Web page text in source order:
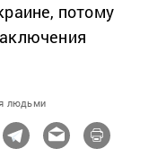
потому
людьми